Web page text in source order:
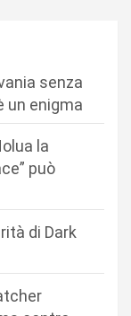
senza
un enigma
la
può
di Dark